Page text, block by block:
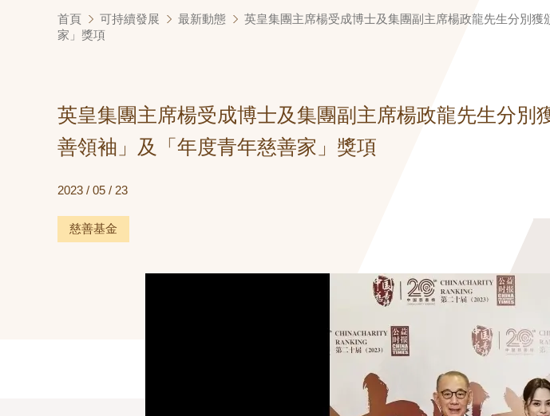
首頁 可持續發展 最新動態
英皇集團主席楊受成博士及集團副主席楊政龍先生分別
家」獎項
英皇集團主席楊受成博士及集團副主席楊政龍先生分別
善領袖」及「年度青年慈善家」獎項
2023 / 05 / 23
慈善基金